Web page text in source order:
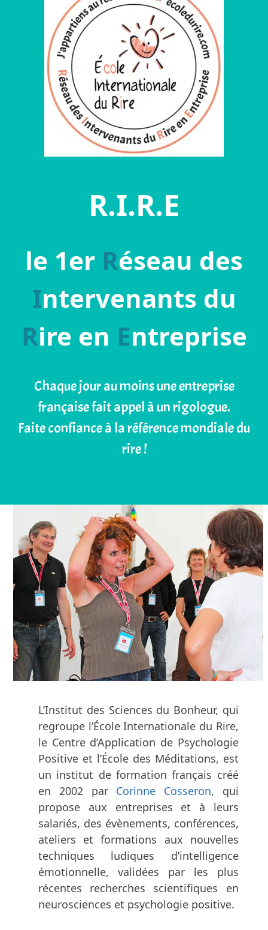
R.I.R.E
le 1er Réseau des
Intervenants du
Rire en Entreprise
Chaque jour au moins une entreprise
française fait appel à un rigologue.
Faite confiance à la référence mondiale du
rire !
L’Institut des Sciences du Bonheur, qui
regroupe l’École Internationale du Rire,
le Centre d’Application de Psychologie
Positive et l’École des Méditations, est
un institut de formation français créé
en 2002 par Corinne Cosseron, qui
propose aux entreprises et à leurs
salariés, des évènements, conférences,
ateliers et formations aux nouvelles
techniques ludiques d’intelligence
émotionnelle, validées par les plus
récentes recherches scientifiques en
neurosciences et psychologie positive.